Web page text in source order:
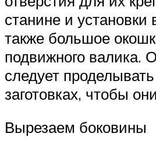
станине и установки
также большое
подвижного валика.
следует
заготовках, чтобы
Вырезаем боковины